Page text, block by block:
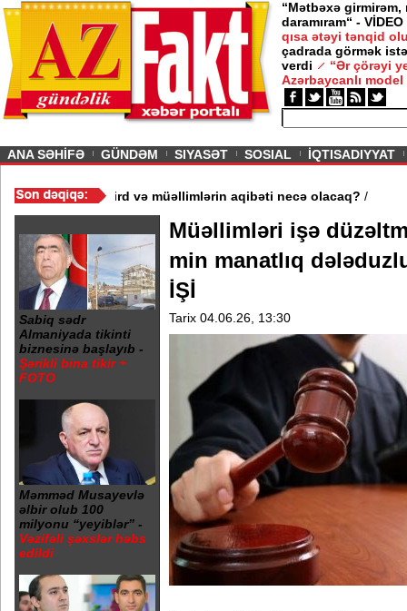
“Mətbəxə girmirəm,
daramıram“ - VİDEO
qısa ətəyi tənqid
çadrada görmək
verdi
“Ər çörəyi
Azərbaycanlı model
ANA SƏHİFƏ GÜNDƏM SIYASƏT SOSIAL İQTISADIYYAT
3 məktəb bağlandı - Şagird və müəllimlərin aqibəti necə olacaq?
Sabiq sədr
Almaniyada tikinti
biznesinə başlayıb -
Şərikli bina tikir +
FOTO
Məmməd Musayevlə
əlbir olub 100
milyonu “yeyiblər” -
Vəzifəli şəxslər həbs
edildi
Müəllimləri işə
min manatlıq
İŞİ
Tarix 04.06.26, 13:30